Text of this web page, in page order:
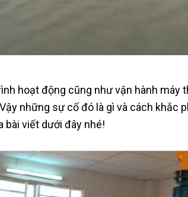
hoạt động cũng như vận hành máy
những sự cố đó là gì và cách khắc
bài viết dưới đây nhé!